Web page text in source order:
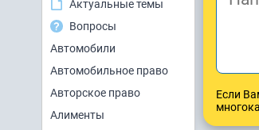
Актуальные темы
Вопросы
Автомобили
Автомобильное право
Авторское право
Алименты
Если